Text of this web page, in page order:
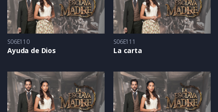
S06E110
Ayuda de Dios
S06E111
La carta